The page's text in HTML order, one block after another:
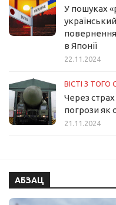
У пошуках
в Японії
22.11.2024
ВІСТІ З ТОГО
Через
погрози як
21.11.2024
АБЗАЦ